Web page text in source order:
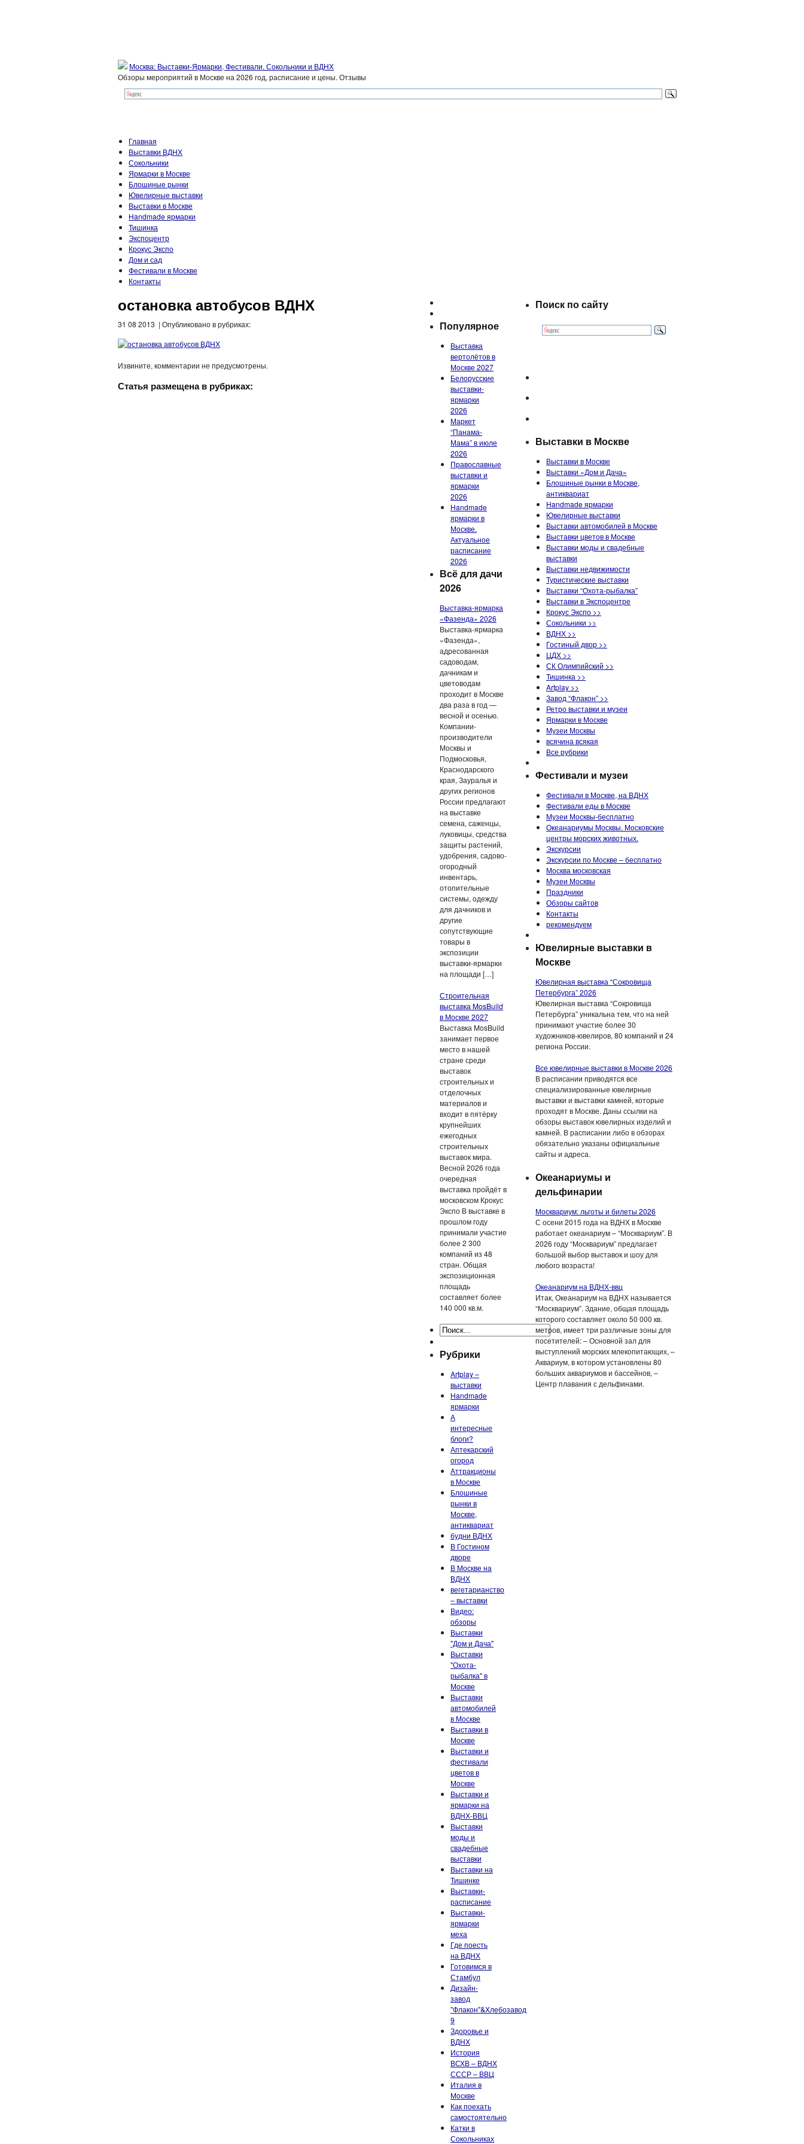
Москва: Выставки-Ярмарки, Фестивали. Сокольники и ВДНХ
Обзоры мероприятий в Москве на 2026 год, расписание и цены. Отзывы
Главная
Выставки ВДНХ
Сокольники
Ярмарки в Москве
Блошиные рынки
Ювелирные выставки
Выставки в Москве
Handmade ярмарки
Тишинка
Экспоцентр
Крокус Экспо
Дом и сад
Фестивали в Москве
Контакты
остановка автобусов ВДНХ
31 08 2013 | Опубликовано в рубриках:
Извините, комментарии не предусмотрены.
Статья размещена в рубриках:
Популярное
Выставка
вертолётов в
Москве 2027
Белорусские
выставки-
ярмарки
2026
Маркет
“Панама-
Мама” в июле
2026
Православные
выставки и
ярмарки
2026
Handmade
ярмарки в
Москве.
Актуальное
расписание
2026
Всё для дачи
2026
Выставка-ярмарка
«Фазенда» 2026
Выставка-ярмарка
«Фазенда»,
адресованная
садоводам,
дачникам и
цветоводам
проходит в Москве
два раза в год —
весной и осенью.
Компании-
производители
Москвы и
Подмосковья,
Краснодарского
края, Зауралья и
других регионов
России предлагают
на выставке
семена, саженцы,
луковицы, средства
защиты растений,
удобрения, садово-
огородный
инвентарь,
отопительные
системы, одежду
для дачников и
другие
сопутствующие
товары в
экспозиции
выставки-ярмарки
на площади […]
Строительная
выставка MosBuild
в Москве 2027
Выставка MosBuild
занимает первое
место в нашей
стране среди
выставок
строительных и
отделочных
материалов и
входит в пятёрку
крупнейших
ежегодных
строительных
выставок мира.
Весной 2026 года
очередная
выставка пройдёт в
московском Крокус
Экспо В выставке в
прошлом году
принимали участие
более 2 300
компаний из 48
стран. Общая
экспозиционная
площадь
составляет более
140 000 кв.м.
Рубрики
Artplay –
выставки
Handmade
ярмарки
А
интересные
блоги?
Аптекарский
огород
Аттракционы
в Москве
Блошиные
рынки в
Москве,
антиквариат
будни ВДНХ
В Гостином
дворе
В Москве на
ВДНХ
вегетарианство
– выставки
Видео:
обзоры
Выставки
"Дом и Дача"
Выставки
"Охота-
рыбалка" в
Москве
Выставки
автомобилей
в Москве
Выставки в
Москве
Выставки и
фестивали
цветов в
Москве
Выставки и
ярмарки на
ВДНХ-ВВЦ
Выставки
моды и
свадебные
выставки
Выставки на
Тишинке
Выставки-
расписание
Выставки-
ярмарки
меха
Где поесть
на ВДНХ
Готовимся в
Стамбул
Дизайн-
завод
"Флакон"&Хлебозавод
9
Здоровье и
ВДНХ
История
ВСХВ – ВДНХ
СССР – ВВЦ
Италия в
Москве
Как поехать
самостоятельно
Катки в
Сокольниках
Поиск по сайту
Выставки в Москве
Выставки в Москве
Выставки «Дом и Дача»
Блошиные рынки в Москве,
антиквариат
Handmade ярмарки
Ювелирные выставки
Выставки автомобилей в Москве
Выставки цветов в Москве
Выставки моды и свадебные
выставки
Выставки недвижимости
Туристические выставки
Выставки “Охота-рыбалка”
Выставки в Экспоцентре
Крокус Экспо >>
Сокольники >>
ВДНХ >>
Гостиный двор >>
ЦДХ >>
СК Олимпийский >>
Тишинка >>
Artplay >>
Завод “Флакон” >>
Ретро выставки и музеи
Ярмарки в Москве
Музеи Москвы
всячина всякая
Все рубрики
Фестивали и музеи
Фестивали в Москве, на ВДНХ
Фестивали еды в Москве
Музеи Москвы-бесплатно
Океанариумы Москвы. Московские
центры морских животных.
Экскурсии
Экскурсии по Москве – бесплатно
Москва московская
Музеи Москвы
Праздники
Обзоры сайтов
Контакты
рекомендуем
Ювелирные выставки в
Москве
Ювелирная выставка “Сокровища
Петербурга” 2026
Ювелирная выставка “Сокровища
Петербурга” уникальна тем, что на ней
принимают участие более 30
художников-ювелиров, 80 компаний и 24
региона России.
Все ювелирные выставки в Москве 2026
В расписании приводятся все
специализированные ювелирные
выставки и выставки камней, которые
проходят в Москве. Даны ссылки на
обзоры выставок ювелирных изделий и
камней. В расписании либо в обзорах
обязательно указаны официальные
сайты и адреса.
Океанариумы и
дельфинарии
Москвариум: льготы и билеты 2026
С осени 2015 года на ВДНХ в Москве
работает океанариум – “Москвариум”. В
2026 году “Москвариум” предлагает
большой выбор выставок и шоу для
любого возраста!
Океанариум на ВДНХ-ввц
Итак, Океанариум на ВДНХ называется
“Москвариум”. Здание, общая площадь
которого составляет около 50 000 кв.
метров, имеет три различные зоны для
посетителей: – Основной зал для
выступлений морских млекопитающих, –
Аквариум, в котором установлены 80
больших аквариумов и бассейнов, –
Центр плавания с дельфинами.